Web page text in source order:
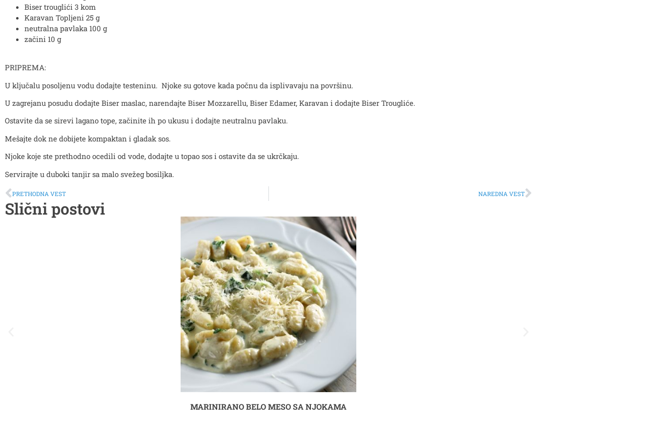
Biser trouglići 3 kom
Karavan Topljeni 25 g
neutralna pavlaka 100 g
začini 10 g
PRIPREMA:
U ključalu posoljenu vodu dodajte testeninu. Njoke su gotove kada počnu da isplivavaju na površinu.
U zagrejanu posudu dodajte Biser maslac, narendajte Biser Mozzarellu, Biser Edamer, Karavan i dodajte Biser Trougliće.
Ostavite da se sirevi lagano tope, začinite ih po ukusu i dodajte neutralnu pavlaku.
Mešajte dok ne dobijete kompaktan i gladak sos.
Njoke koje ste prethodno ocedili od vode, dodajte u topao sos i ostavite da se ukrčkaju.
Servirajte u duboki tanjir sa malo svežeg bosiljka.
PRETHODNA VEST NAREDNA VEST
Slični postovi
MARINIRANO BELO MESO SA NJOKAMA